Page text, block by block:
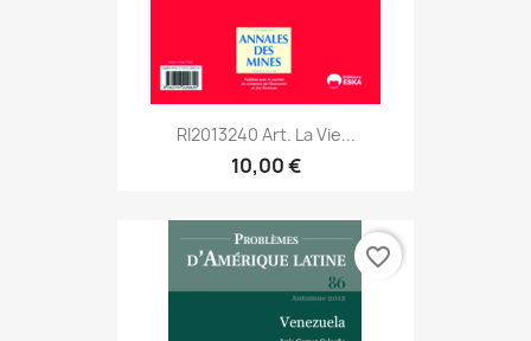
RI2013240 Art. La Vie...
10,00 €
favorite_border